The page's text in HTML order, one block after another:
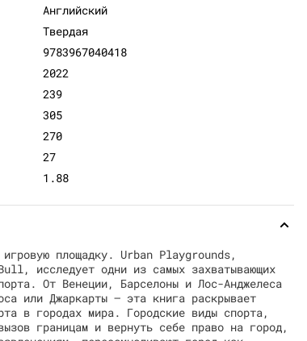
Английский
Твердая
9783967040418
2022
239
305
270
27
1.88
игровую площадку. Urban Playgrounds,
исследует одни из самых захватывающих
От Венеции, Барселоны и Лос-Анджелеса
или Джаркарты — эта книга раскрывает
в городах мира. Городские виды спорта,
границам и вернуть себе право на город,